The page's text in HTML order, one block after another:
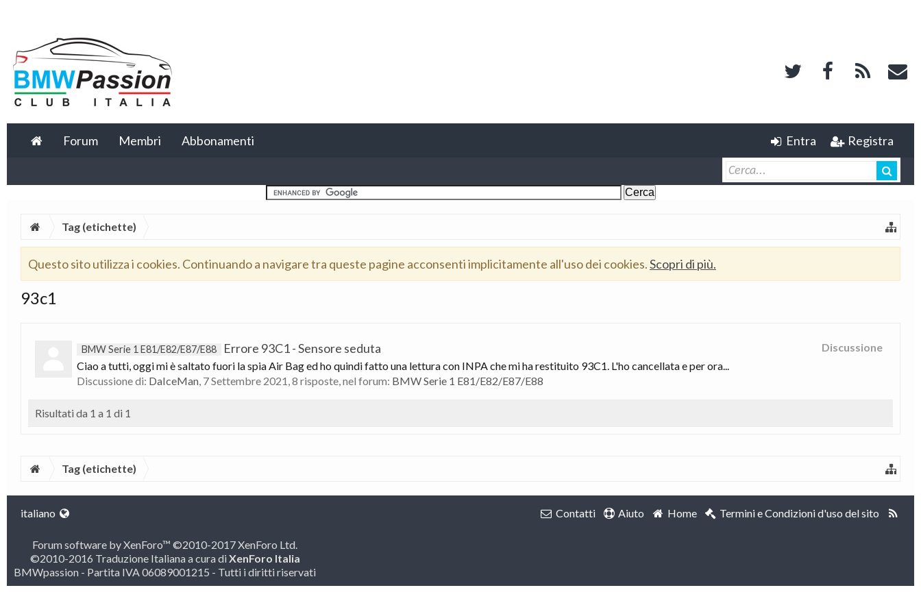
Forum Membri Abbonamenti Entra Registra
Tag (etichette)
Questo sito utilizza i cookies. Continuando a navigare tra queste pagine acconsenti implicitamente all'uso dei cookies.Scopri di più.
93c1
Discussione
BMW Serie 1 E81/E82/E87/E88 Errore 93C1 - Sensore seduta
Ciao a tutti, oggi mi è saltato fuori la spia Air Bag ed ho quindi fatto una lettura con INPA che mi ha restituito 93C1. L'ho cancellata e per ora...
Discussione di: DaIceMan, 7 Settembre 2021, 8 risposte, nel forum: BMW Serie 1 E81/E82/E87/E88
Risultati da 1 a 1 di 1
Tag (etichette)
italiano Contatti Aiuto Home Termini e Condizioni d'uso del sito
Forum software by XenForo™ ©2010-2017 XenForo Ltd.
©2010-2016 Traduzione Italiana a cura diXenForo Italia
BMWpassion - Partita IVA 06089001215 - Tutti i diritti riservati